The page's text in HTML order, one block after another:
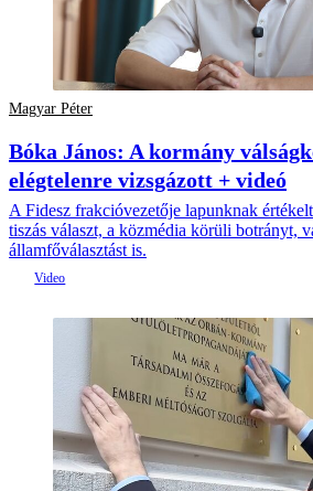
Magyar Péter
Bóka János: A kormány
elégtelenre vizsgázott + videó
A Fidesz frakcióvezetője lapunknak
tiszás választ, a közmédia körüli botrányt,
államfőválasztást is.